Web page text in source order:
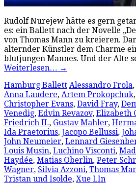
Rudolf Nurejew hätte es gern
es: ein Ballett nach der Novelle
von Thomas Mann zu kreieren.
alternder Künstler dem Charme
blutjungen Mannes. Und der Alte
Weiterlesen… →
Hamburg Ballett Alessandro Frola,
Anna Laudere, Artem Prokopchuk,
Christopher Evans, David Fray,
Venedig, Edvin Revazov, Elizabeth
Friedrich II., Gustav Mahler,
Ida Praetorius, Jacopo Bellussi,
John Neumeier, Lennard
Louis Musin, Luchino Visconti,
Haydée, Matias Oberlin, Peter
Wagner, Silvia Azzoni, Thomas
Tristan und Isolde, Xue LIn